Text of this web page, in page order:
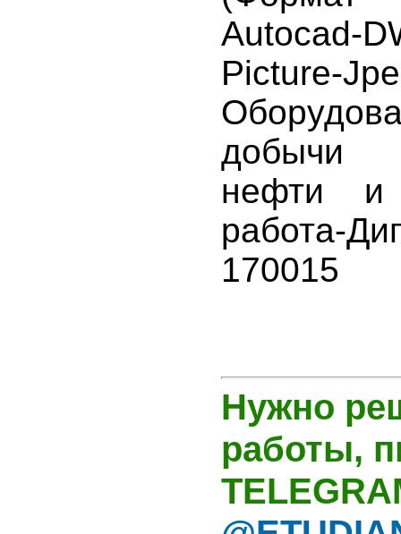
Autocad-
Picture-
добычи
нефти и
работа-
170015
Нужно
работы,